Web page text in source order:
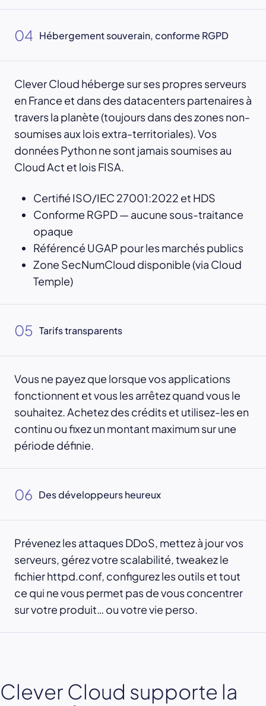
04 Hébergement souverain, conforme RGPD
Clever Cloud héberge sur ses propres serveurs
en France et dans des datacenters partenaires à
travers la planète (toujours dans des zones non-
soumises aux lois extra-territoriales). Vos
données Python ne sont jamais soumises au
Cloud Act et lois FISA.
Certifié ISO/IEC 27001:2022 et HDS
Conforme RGPD — aucune sous-traitance
opaque
Référencé UGAP pour les marchés publics
Zone SecNumCloud disponible (via Cloud
Temple)
05 Tarifs transparents
Vous ne payez que lorsque vos applications
fonctionnent et vous les arrêtez quand vous le
souhaitez. Achetez des crédits et utilisez-les en
continu ou fixez un montant maximum sur une
période définie.
06 Des développeurs heureux
Prévenez les attaques DDoS, mettez à jour vos
serveurs, gérez votre scalabilité, tweakez le
fichier httpd.conf, configurez les outils et tout
ce qui ne vous permet pas de vous concentrer
sur votre produit… ou votre vie perso.
Clever Cloud supporte la